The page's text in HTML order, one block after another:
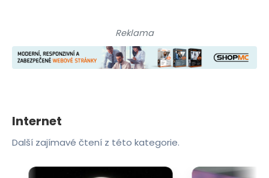
Reklama
Internet
Další zajímavé čtení z této kategorie.